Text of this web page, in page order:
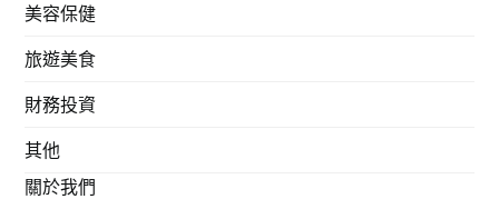
美容保健
旅遊美食
財務投資
其他
關於我們